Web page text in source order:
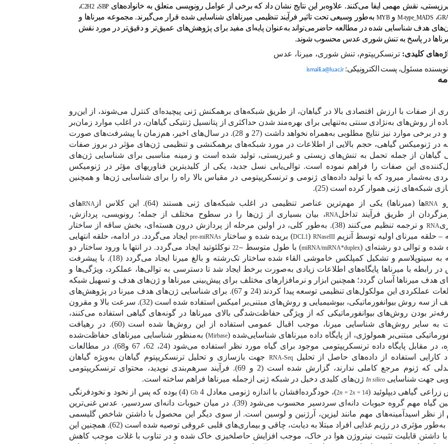
نقش مهمی ایفا می‌کنند. علاوهبر این نتایج نشان داد که برخی از عوامل رونویسی متعلق به خانواده‌هایSBP،C2H2،
، M-type_MADSوMYB به‌طور وسیعی تحت تاثیر فرآیند تنظیمی میرناهای شناسایی شده قرار می‌گیرند. مجموعه میرناها و
هدف شناسایی شده در مطالعه حاضرمی‌تواند به‌عنوان پایه‌ای مفید برای پژوهش‌های عمیق‌تر و دقیق‌تر در مورد نقش
در پاسخ به تنش شوری عدس محسوب ‌شوند.
کلیدی: ترنسکریپتوم، تنش ‌شوری، میرنا، عدس
مسئول، پست الکترونیکی: ismaili.a@lu.ac.ir
از صفات با ارزش اقتصادی بالا در گیاهان، از طریق شبکه‌های برهمکنش ژنی پیچیده‌ای کنترل می‌شوند، از این‌رو
از روش‌های به‌نژادی سنتی به‌تنهایی برای بهره‌مند شدن حداکثری از پتانسیل ژنتیکی گیاهان، در اغلب موارد زمان‌بر
و در برخی موارد نیز نتایج مطلوبی به‌همراه نخواهد داشت (27 و 28)
. در سال‌های اخیر، هم‌زمان با پیشرفت‌های صورت
در ژنومیکس گیاهی، حجم بالایی از اطلاعات در مورد شبکه‌های برهمکنشی و تنظیمی ژن‌های مؤثر در بروز صفات
گیاهان از جمله تحمل به تنش‌های زیستی و غیرزیستی، تولید شده است و زمینه مناسبی برای شناسایی ژن‌های
این صفات را فراهم نموده است. توالی‌یابی نسل جدید، یکی از کلیدی­ترین فناوری­های مؤثر در ژنومیکس
به‌شمار می­رود که با تولید داده‌های ژنومی و ترنسکریپتومی در مقیاس بالا راه را برای شناسایی ژن‌ها و همچنین
شبکه‌های ژنی هموار کرده است (25)
.
RNA‌ها (میرناها) یکی از مهم‌ترین عناصر تنظیمی در اغلب شبکه‌های ژنی هستند (64). این کلاس از RNAهای
از طریق فرآیند تداخلRNA، بیان بسیاری از ژن‌ها را در سطوح مختلف از جمله؛ رونویسی، پردازش،
RNA و ترجمه تنظیم می‌کنند (38).
به‌طور کلی، در اولین مرحله از پردازش درون هسته‌ای، بخش ساقه از ساختار
–حلقه میرنای اولیه توسط آنزیمRNaseIII
(
DCL1
) بریده ‌شده و ساختارpre-miRNAs
ایجاد می‌گردد. در ادامه، حلقه انتهایی
شده و توالی دو رشته‌ای (miRNA/miRNA*duplex) با طول متوسط ∼
22 نوکلئوتید ایجاد می‌گردد. در انتها با ورود ساختار دو
به سیتوپلاسم و تشکیل کمپلکس خاموشی القاء شده ساختار تک‌رشته و بالغ میرنا ایجاد می‌گردد(18)
. با پیشرفت
در رابطه با میرناها پایگاه‌های اطلاعات زیادی به‌صورت برخط ایجاد شد تا دسترسی به توالی‌ها، عملکرد، ویژگی‌ها و
هدف میرناها آسان گردد؛ همچنین ابزار و نرم­افزارهای مختلف برای پیش‌بینی میرناها و ژن‌های هدف و تسهیل شبکه
عملکردی این مولکول‌های تنظیمی توسعه پیدا کردند(24 و 67)
. برای شناسایی ژن‌های هدف میرنا در پژوهش‌های
از سه روش بیوانفورماتیکی، بیوشیمیایی و روش‌های مبتنی‌بر امیکس استفاده شده است(32)
. سرعت بالا و مقرون
بودن روش‌های بیوانفورماتیکی که از ویژگی حفاظت‌شدگی بالای میرناها در گونه‌های گیاهی استفاده می‌کنند،
به سایر روش‌های شناسایی میرنا، موجب اقبال عمومی استفاده از این روش‌ها شده است(60)
. در رهیافت
مبتنی‌بر همولوژی، از پایگاه داده میرناهای شناسایی‌شده (Mirbase) به‌منظور شناسایی میرناهای حفاظت‌شده
در مقابل پایگاه داده ترنسکریپتومی موجود برای گیاه مورد نظر استفاده می‌شود(24، 62، 67 و68) . در مطالعات
کارایی استفاده از داده‌های حاصل از تحلیلRNA-Seq جهت بازسازی و تحلیل ترنسکریپتوم گیاهان به‌ویژه گیاهان
که ژنوم مرجع کاملی ندارند، گزارش شده است(2 و 69)
. فرآیند سرهم‌بندی نوپدید، محتوای ترنسکریپتومی
جهت شناسایی In silico ژن‌های کلیدی دخیل در شبکه ژنی ازجمله میرناها فراهم ساخته است.
گیاهی دیپلوئید (
2n = 2x = 14 )، خودگرده‌افشان با اندازه ژنومی معادل 4 Gb
(4) بوده که پس از نخود و نخودفرنگی
گیاه مهم گروه حبوبات دانه‌ای سردسیر محسوب می‌شود (39)
. در میان حبوبات دانه‌ای سردسیر، عدس غنی‌ترین
از نظر اسیدآمینه‌های مهم مانند لیزین، آرژنین و لوسین است. از سوی دیگر این محصول با داشتن شاخص گلیسمی
به‌طور مؤثری در رژیم غذایی افراد مبتلا به دیابت، چاقی و بیماری‌های قلبی عروقی توصیه شده است (62)
. همچنین این
با داشتن قابلیت تثبیت نیتروژن هوا در خاک، موجب افزایش حاصلخیزی خاک شده و در تناوب با غلات موجب کاهش